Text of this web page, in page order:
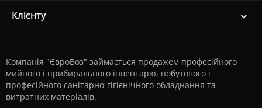
Клієнту
Компанія "ЄвроВоз" займається продажем професійного
мийного і прибирального інвентарю, побутового і
професійного санітарно-гігієнічного обладнання та
витратних матеріалів.